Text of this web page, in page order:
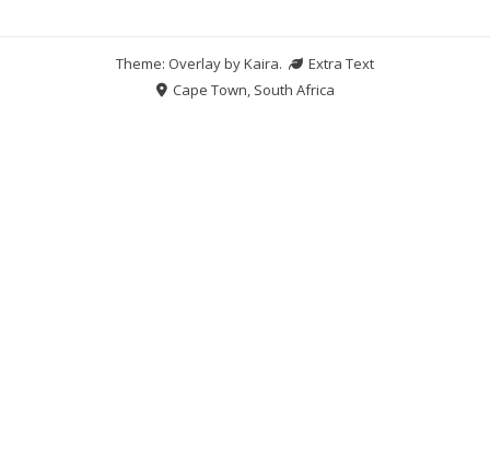
Theme: Overlay byKaira.
Extra Text
Cape Town, South Africa